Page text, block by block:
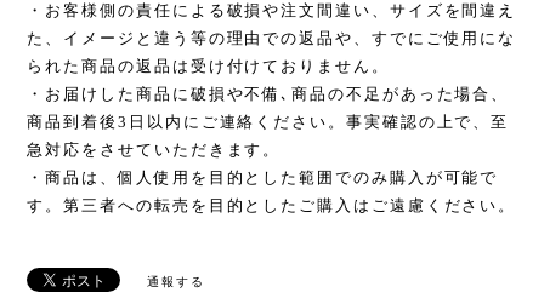
・お客様側の責任による破損や注文間違い、サイズを間違え
た、イメージと違う等の理由での返品や、すでにご使用にな
られた商品の返品は受け付けておりません。
・お届けした商品に破損や不備､商品の不足があった場合、
商品到着後3日以内にご連絡ください。事実確認の上で、至
急対応をさせていただきます。
・商品は、個人使用を目的とした範囲でのみ購入が可能で
す。第三者への転売を目的としたご購入はご遠慮ください。
通報する